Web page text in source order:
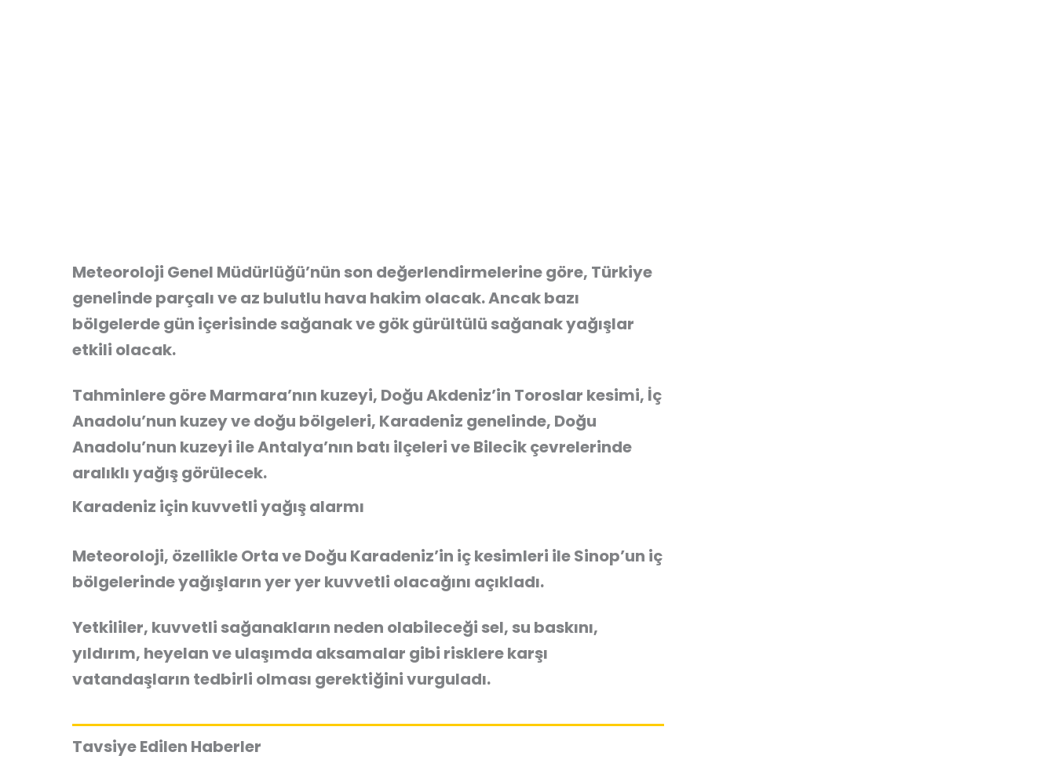
Meteoroloji Genel Müdürlüğü’nün son değerlendirmelerine göre, Türkiye
genelinde parçalı ve az bulutlu hava hakim olacak. Ancak bazı
bölgelerde gün içerisinde sağanak ve gök gürültülü sağanak yağışlar
etkili olacak.
Tahminlere göre Marmara’nın kuzeyi, Doğu Akdeniz’in Toroslar kesimi, İç
Anadolu’nun kuzey ve doğu bölgeleri, Karadeniz genelinde, Doğu
Anadolu’nun kuzeyi ile Antalya’nın batı ilçeleri ve Bilecik çevrelerinde
aralıklı yağış görülecek.
Karadeniz için kuvvetli yağış alarmı
Meteoroloji, özellikle Orta ve Doğu Karadeniz’in iç kesimleri ile Sinop’un iç
bölgelerinde yağışların yer yer kuvvetli olacağını açıkladı.
Yetkililer, kuvvetli sağanakların neden olabileceği sel, su baskını,
yıldırım, heyelan ve ulaşımda aksamalar gibi risklere karşı
vatandaşların tedbirli olması gerektiğini vurguladı.
Tavsiye Edilen Haberler